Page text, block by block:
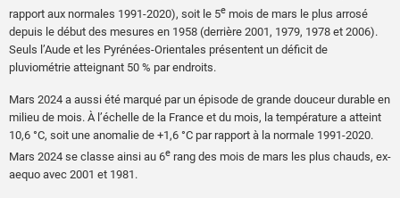
rapport aux normales 1991-2020), soit le 5e mois de mars le plus arrosé
depuis le début des mesures en 1958 (derrière 2001, 1979, 1978 et 2006).
Seuls l’Aude et les Pyrénées-Orientales présentent un déficit de
pluviométrie atteignant 50 % par endroits.
Mars 2024 a aussi été marqué par un épisode de grande douceur durable en
milieu de mois. À l’échelle de la France et du mois, la température a atteint
10,6 °C, soit une anomalie de +1,6 °C par rapport à la normale 1991-2020.
Mars 2024 se classe ainsi au 6e rang des mois de mars les plus chauds, ex-
aequo avec 2001 et 1981.